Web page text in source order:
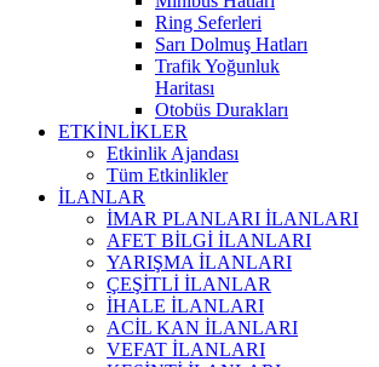
Ring Seferleri
Sarı Dolmuş Hatları
Trafik Yoğunluk
Haritası
Otobüs Durakları
ETKİNLİKLER
Etkinlik Ajandası
Tüm Etkinlikler
İLANLAR
İMAR PLANLARI İLANLARI
AFET BİLGİ İLANLARI
YARIŞMA İLANLARI
ÇEŞİTLİ İLANLAR
İHALE İLANLARI
ACİL KAN İLANLARI
VEFAT İLANLARI